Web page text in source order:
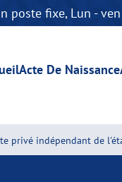
poste fixe, Lun -
Acte De Naissance
privé indépendant de